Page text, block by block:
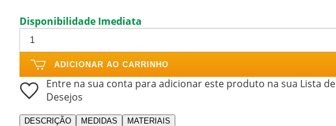
Disponibilidade Imediata
ADICIONAR AO CARRINHO
Entre na sua conta para adicionar este produto na sua Lista de
Desejos
DESCRIÇÃO MEDIDAS MATERIAIS